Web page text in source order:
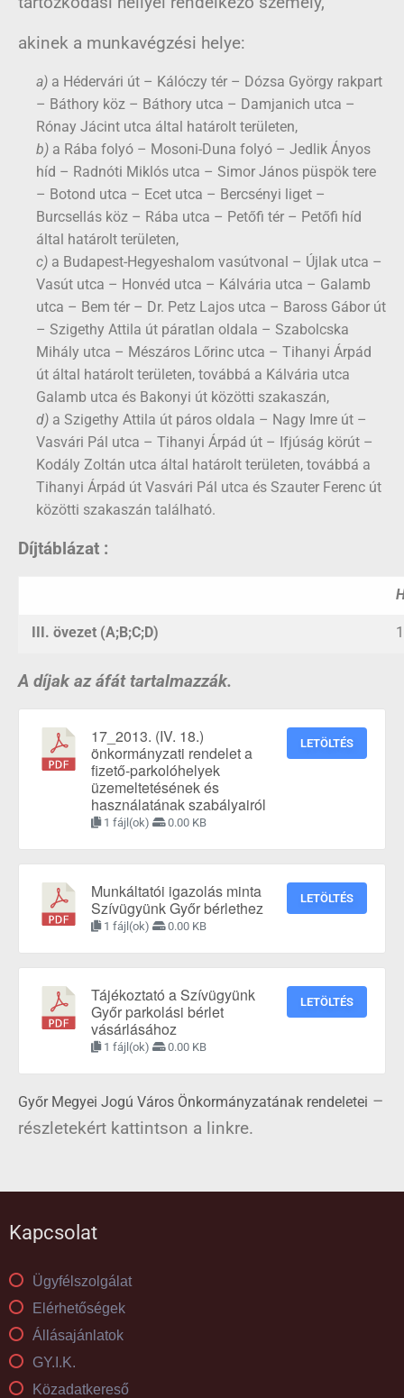
akinek a munkavégzési helye:
a) a Hédervári út – Kálóczy tér – Dózsa György rakpart
– Báthory köz – Báthory utca – Damjanich utca –
Rónay Jácint utca által határolt területen,
b) a Rába folyó – Mosoni-Duna folyó – Jedlik Ányos
híd – Radnóti Miklós utca – Simor János püspök tere
– Botond utca – Ecet utca – Bercsényi liget –
Burcsellás köz – Rába utca – Petőfi tér – Petőfi híd
által határolt területen,
c) a Budapest-Hegyeshalom vasútvonal – Újlak utca –
Vasút utca – Honvéd utca – Kálvária utca – Galamb
utca – Bem tér – Dr. Petz Lajos utca – Baross Gábor út
– Szigethy Attila út páratlan oldala – Szabolcska
Mihály utca – Mészáros Lőrinc utca – Tihanyi Árpád
út által határolt területen, továbbá a Kálvária utca
Galamb utca és Bakonyi út közötti szakaszán,
d) a Szigethy Attila út páros oldala – Nagy Imre út –
Vasvári Pál utca – Tihanyi Árpád út – Ifjúság körút –
Kodály Zoltán utca által határolt területen, továbbá a
Tihanyi Árpád út Vasvári Pál utca és Szauter Ferenc út
közötti szakaszán található.
Díjtáblázat :
III. övezet (A;B;C;D)
A díjak az áfát tartalmazzák.
17_2013. (IV. 18.)
önkormányzati rendelet a
fizető-parkolóhelyek
üzemeltetésének és
használatának szabályairól
1 fájl(ok) 0.00 KB
LETÖLTÉS
Munkáltatói igazolás minta
Szívügyünk Győr bérlethez
1 fájl(ok) 0.00 KB
LETÖLTÉS
Tájékoztató a Szívügyünk
Győr parkolási bérlet
vásárlásához
1 fájl(ok) 0.00 KB
LETÖLTÉS
Győr Megyei Jogú Város Önkormányzatának rendeletei –
részletekért kattintson a linkre.
Kapcsolat
Ügyfélszolgálat
Elérhetőségek
Állásajánlatok
GY.I.K.
Közadatkereső